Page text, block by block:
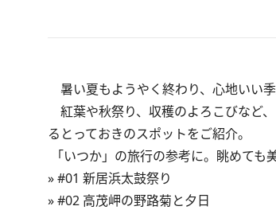
暑い夏もようやく終わり、心地いい
紅葉や秋祭り、収穫のよろこびなど
るとっておきのスポットをご紹介。
「いつか」の旅行の参考に。眺めても
»#01 新居浜太鼓祭り
»#02 高茂岬の野路菊と夕日